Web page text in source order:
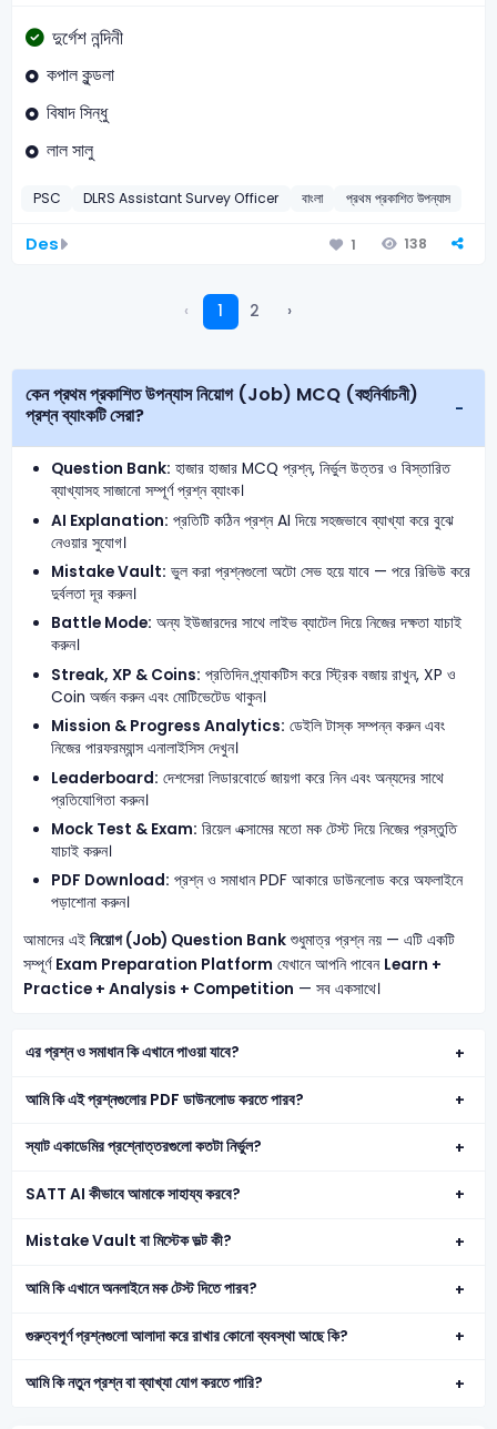
দুর্গেশ নন্দিনী
কপাল কুন্ডলা
বিষাদ সিন্ধু
লাল সালু
PSC DLRS Assistant Survey Officer বাংলা প্রথম প্রকাশিত উপন্যাস
Des 1 138
‹ 1 2 ›
কেন প্রথম প্রকাশিত উপন্যাস নিয়োগ (Job) MCQ (বহুনির্বাচনী)
প্রশ্ন ব্যাংকটি সেরা?
Question Bank: হাজার হাজার MCQ প্রশ্ন, নির্ভুল উত্তর ও বিস্তারিত
ব্যাখ্যাসহ সাজানো সম্পূর্ণ প্রশ্ন ব্যাংক।
AI Explanation: প্রতিটি কঠিন প্রশ্ন AI দিয়ে সহজভাবে ব্যাখ্যা করে বুঝে
নেওয়ার সুযোগ।
Mistake Vault: ভুল করা প্রশ্নগুলো অটো সেভ হয়ে যাবে — পরে রিভিউ করে
দুর্বলতা দূর করুন।
Battle Mode: অন্য ইউজারদের সাথে লাইভ ব্যাটেল দিয়ে নিজের দক্ষতা যাচাই
করুন।
Streak, XP & Coins: প্রতিদিন প্র্যাকটিস করে স্ট্রিক বজায় রাখুন, XP ও
Coin অর্জন করুন এবং মোটিভেটেড থাকুন।
Mission & Progress Analytics: ডেইলি টাস্ক সম্পন্ন করুন এবং
নিজের পারফরম্যান্স এনালাইসিস দেখুন।
Leaderboard: দেশসেরা লিডারবোর্ডে জায়গা করে নিন এবং অন্যদের সাথে
প্রতিযোগিতা করুন।
Mock Test & Exam: রিয়েল এক্সামের মতো মক টেস্ট দিয়ে নিজের প্রস্তুতি
যাচাই করুন।
PDF Download: প্রশ্ন ও সমাধান PDF আকারে ডাউনলোড করে অফলাইনে
পড়াশোনা করুন।
আমাদের এই নিয়োগ (Job) Question Bankশুধুমাত্র প্রশ্ন নয় — এটি একটি
সম্পূর্ণ Exam Preparation Platform যেখানে আপনি পাবেন Learn +
Practice + Analysis + Competition — সব একসাথে।
এর প্রশ্ন ও সমাধান কি এখানে পাওয়া যাবে?
আমি কি এই প্রশ্নগুলোর PDF ডাউনলোড করতে পারব?
স্যাট একাডেমির প্রশ্নোত্তরগুলো কতটা নির্ভুল?
SATT AI কীভাবে আমাকে সাহায্য করবে?
Mistake Vault বা মিস্টেক ভল্ট কী?
আমি কি এখানে অনলাইনে মক টেস্ট দিতে পারব?
গুরুত্বপূর্ণ প্রশ্নগুলো আলাদা করে রাখার কোনো ব্যবস্থা আছে কি?
আমি কি নতুন প্রশ্ন বা ব্যাখ্যা যোগ করতে পারি?